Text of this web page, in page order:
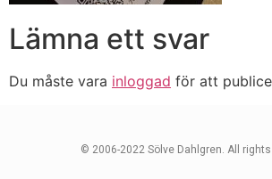
Lämna ett svar
Du måste vara inloggad för att
© 2006-2022 Sölve Dahlgren. All rights